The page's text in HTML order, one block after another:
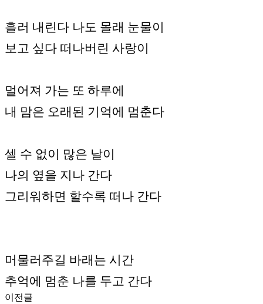
흘러 내린다 나도 몰래 눈물이
보고 싶다 떠나버린 사랑이
멀어져 가는 또 하루에
내 맘은 오래된 기억에 멈춘다
셀 수 없이 많은 날이
나의 옆을 지나 간다
그리워하면 할수록 떠나 간다
머물러주길 바래는 시간
추억에 멈춘 나를 두고 간다
이전글